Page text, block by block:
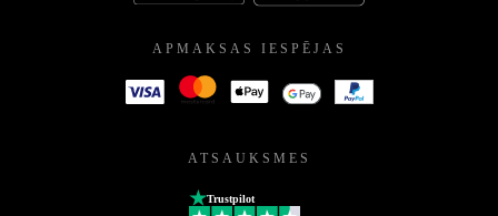
APMAKSAS IESPĒJAS
ATSAUKSMES
Trustpilot